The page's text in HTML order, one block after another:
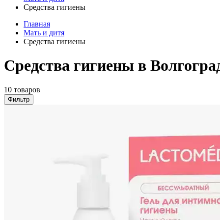
Средства гигиены
Главная
Мать и дитя
Средства гигиены
Средства гигиены в
10 товаров
Фильтр